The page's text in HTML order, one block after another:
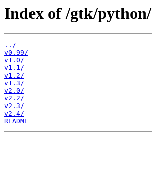
Index of /gtk/python/
../
v0.99/
v1.0/
v1.1/
v1.2/
v1.3/
v2.0/
v2.2/
v2.3/
v2.4/
README